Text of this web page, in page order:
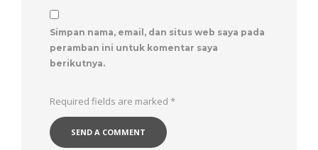
Simpan nama, email, dan situs web saya pada
peramban ini untuk komentar saya
berikutnya.
Required fields are marked *